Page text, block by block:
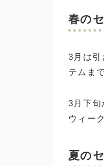
春の
3月は引
テムま
3月下旬
ウィー
夏の